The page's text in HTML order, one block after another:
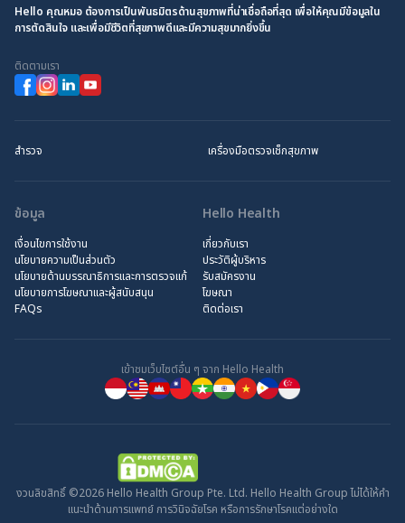
Hello คุณหมอ ต้องการเป็นพันธมิตรด้านสุขภาพที่น่าเชื่อถือที่สุด เพื่อให้คุณมีข้อมูลใน
การตัดสินใจ และเพื่อมีชีวิตที่สุขภาพดีและมีความสุขมากยิ่งขึ้น
ติดตามเรา
สำรวจ เครื่องมือตรวจเช็กสุขภาพ
ข้อมูล
เงื่อนไขการใช้งาน
นโยบายความเป็นส่วนตัว
นโยบายด้านบรรณาธิการและการตรวจแก้
นโยบายการโฆษณาและผู้สนับสนุน
FAQs
Hello Health
เกี่ยวกับเรา
ประวัติผู้บริหาร
รับสมัครงาน
โฆษณา
ติดต่อเรา
เข้าชมเว็บไซต์อื่น ๆ จาก Hello Health
งวนลิขสิทธิ์ ©2026 Hello Health Group Pte. Ltd. Hello Health Group ไม่ได้ให้คำ
แนะนำด้านการแพทย์ การวินิจฉัยโรค หรือการรักษาโรคแต่อย่างใด